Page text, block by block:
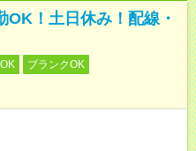
OK！土日休み！配線・
ブランクOK